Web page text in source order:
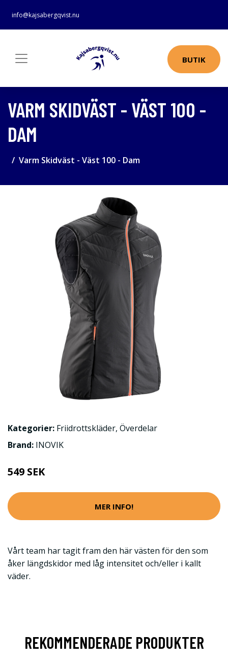
info@kajsabergqvist.nu
BUTIK
VARM SKIDVÄST - VÄST 100 -
DAM
Varm Skidväst - Väst 100 - Dam
Kategorier: Friidrottskläder, Överdelar
Brand: INOVIK
549 SEK
MER INFO!
Vårt team har tagit fram den här västen för den som
åker längdskidor med låg intensitet och/eller i kallt
väder.
REKOMMENDERADE PRODUKTER